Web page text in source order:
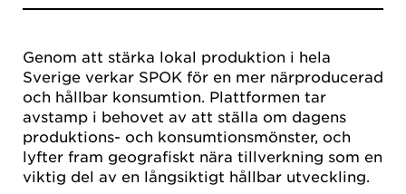
Genom att stärka lokal produktion i hela
Sverige verkar SPOK för en mer närproducerad
och hållbar konsumtion. Plattformen tar
avstamp i behovet av att ställa om dagens
produktions- och konsumtionsmönster, och
lyfter fram geografiskt nära tillverkning som en
viktig del av en långsiktigt hållbar utveckling.